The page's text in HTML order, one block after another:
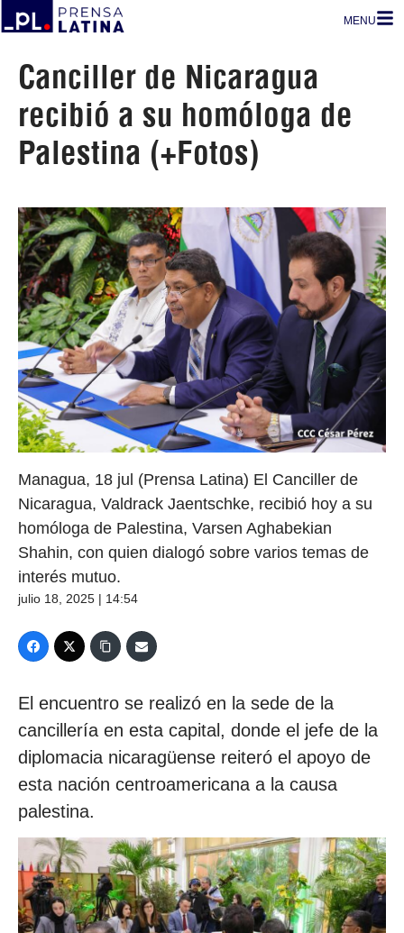
MENU
Canciller de Nicaragua
recibió a su homóloga de
Palestina (+Fotos)
Managua, 18 jul (Prensa Latina) El Canciller de
Nicaragua, Valdrack Jaentschke, recibió hoy a su
homóloga de Palestina, Varsen Aghabekian
Shahin, con quien dialogó sobre varios temas de
interés mutuo.
julio 18, 2025 | 14:54
El encuentro se realizó en la sede de la
cancillería en esta capital, donde el jefe de la
diplomacia nicaragüense reiteró el apoyo de
esta nación centroamericana a la causa
palestina.